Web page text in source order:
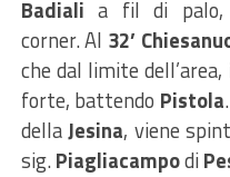
Badiali a fil di palo,
corner. Al 32’
che dal limite dell’area,
forte, battendo Pistola
dellaJesina, viene
sig.Piagliacampodi